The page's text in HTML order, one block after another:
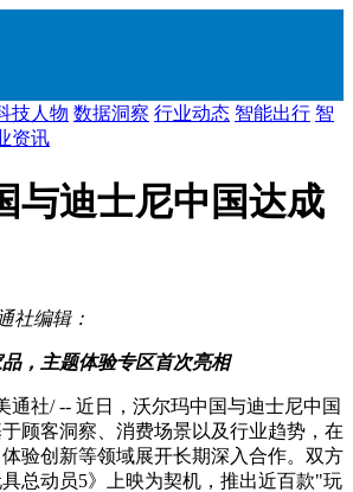
技人物 数据洞察 行业动态 智能出行 智
资讯
与迪士尼中国达成
社编辑：
，主题体验专区首次亮相
通社/ -- 近日 ， 沃尔玛中国与迪士尼中国
顾客洞察、消费场景以及行业趋势，在
验创新等领域展开长期深入合作。双方
总动员5》上映为契机，推出近百款"玩